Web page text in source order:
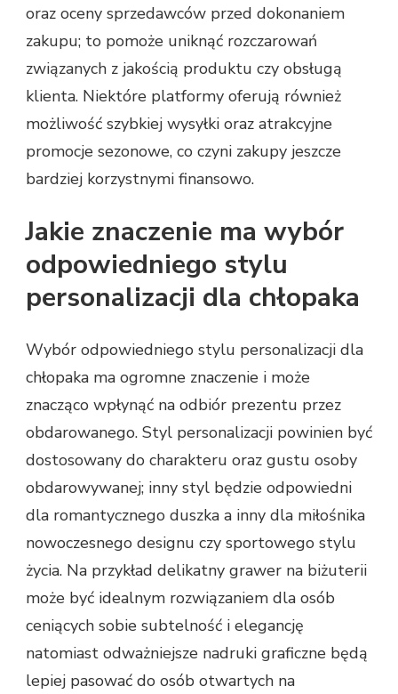
oraz oceny sprzedawców przed dokonaniem
zakupu; to pomoże uniknąć rozczarowań
związanych z jakością produktu czy obsługą
klienta. Niektóre platformy oferują również
możliwość szybkiej wysyłki oraz atrakcyjne
promocje sezonowe, co czyni zakupy jeszcze
bardziej korzystnymi finansowo.
Jakie znaczenie ma wybór
odpowiedniego stylu
personalizacji dla chłopaka
Wybór odpowiedniego stylu personalizacji dla
chłopaka ma ogromne znaczenie i może
znacząco wpłynąć na odbiór prezentu przez
obdarowanego. Styl personalizacji powinien być
dostosowany do charakteru oraz gustu osoby
obdarowywanej; inny styl będzie odpowiedni
dla romantycznego duszka a inny dla miłośnika
nowoczesnego designu czy sportowego stylu
życia. Na przykład delikatny grawer na biżuterii
może być idealnym rozwiązaniem dla osób
ceniących sobie subtelność i elegancję
natomiast odważniejsze nadruki graficzne będą
lepiej pasować do osób otwartych na